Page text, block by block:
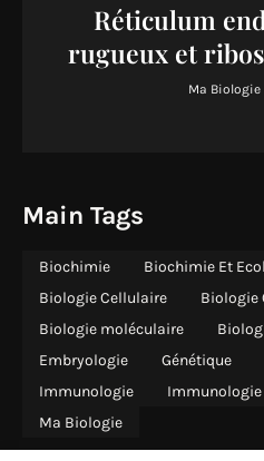
Réticulum
rugueux et
Ma Biologie
Main Tags
Biochimie Biochimie Et
Biologie Cellulaire
Biologie
Biologie moléculaire
Embryologie
Génétique
Immunologie
Immunologie
Ma Biologie